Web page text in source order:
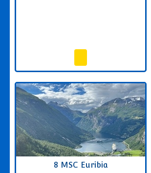
8 MSC Euribia